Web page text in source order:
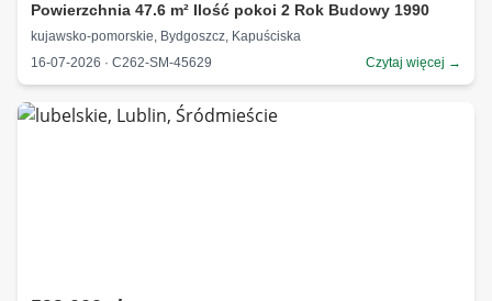
Powierzchnia 47.6 m² Ilość pokoi 2 Rok Budowy 1990
kujawsko-pomorskie, Bydgoszcz, Kapuściska
16-07-2026 · C262-SM-45629
Czytaj więcej →